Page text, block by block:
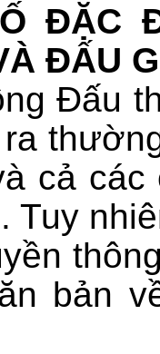
ĐẶC
ĐẤU
Đấu
cả
Tuy
bản